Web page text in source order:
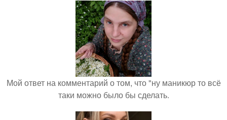
Мой ответ на комментарий о том, что "ну маникюр то всё
таки можно было бы сделать.